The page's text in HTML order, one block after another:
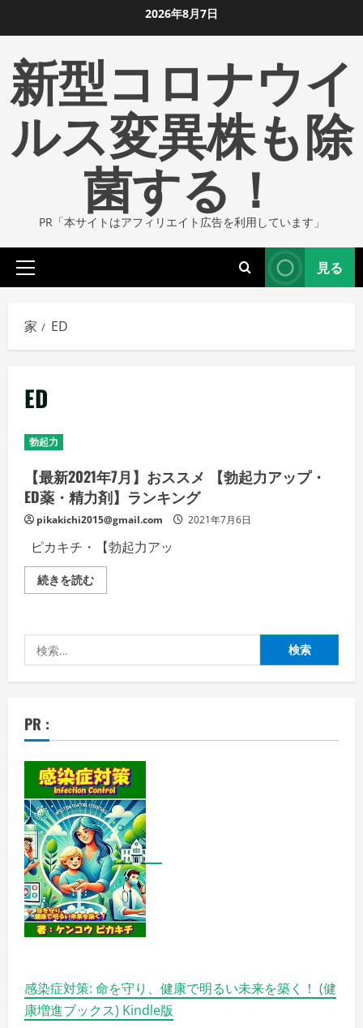
ン
ツ
ま
2026年8月7日
新型コロナウイ
ルス変異株も除
菌する！
PR「本サイトはアフィリエイト広告を利用しています」
プ
イ
マ
ニ
ー
見る
家 ED
ED
勃起力
【最新2021年7月】おススメ 【勃起力アップ・
ED薬・精力剤】ランキング
pikakichi2015@gmail.com 2021年7月6日
ピカキチ・【勃起力アッ
続きを読む【最
新
月】
ス
メ
ッ
ED
薬・
精
力
剤】
ラ
ン
キ
ン
グ
の
詳
細
を
ご
覧
く
索:
PR :
感染症対策: 命を守り、健康で明るい未来を築く！ (健
康増進ブックス) Kindle版